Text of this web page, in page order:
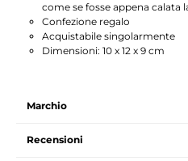
come se fosse appena calata
Confezione regalo
Acquistabile singolarmente
Dimensioni: 10 x 12 x 9 cm
Marchio
Recensioni